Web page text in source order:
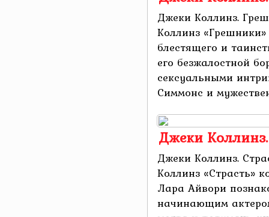
Джеки Коллинз.
Коллинз
блестящего и
его безжалостной
сексуальными
Симмонс и
Джеки
Джеки Коллинз.
Коллинз «Страсть»
Лара Айвори
начинающим